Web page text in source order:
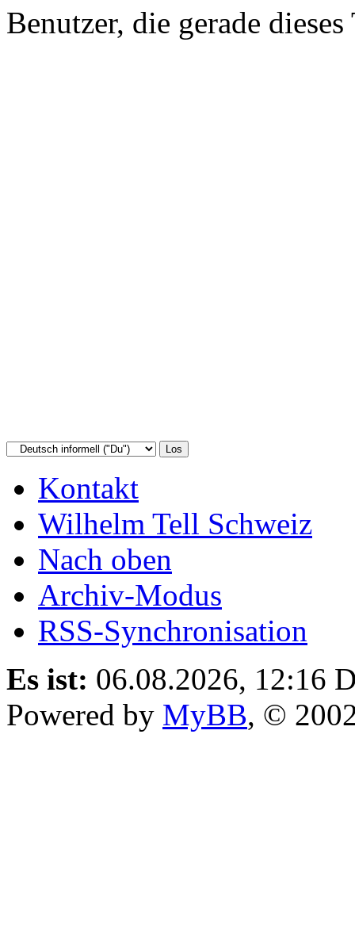
Benutzer, die gerade
Kontakt
Wilhelm Tell Schweiz
Nach oben
Archiv-Modus
RSS-Synchronisation
Es ist: 06.08.2026, 12:16
Powered by MyBB, ©